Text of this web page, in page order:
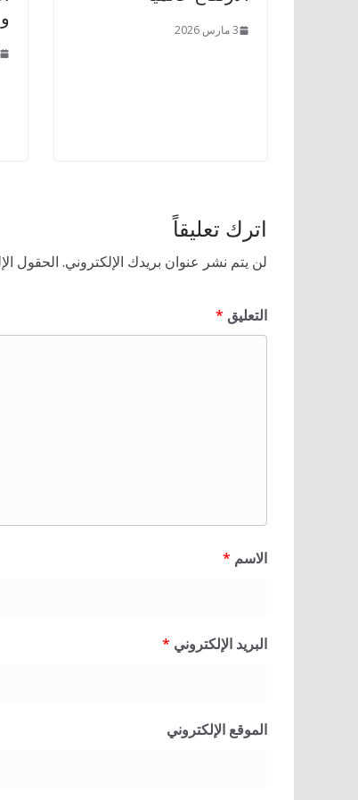
3 مارس 2026
اترك تعليقاً
لن يتم نشر عنوان بريدك الإلكتروني. الحقول
التعليق *
الاسم *
البريد الإلكتروني *
الموقع الإلكتروني